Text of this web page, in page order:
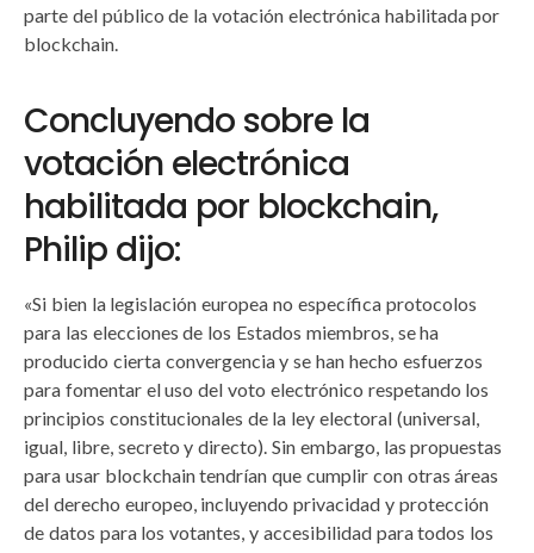
parte del público de la votación electrónica habilitada por
blockchain.
Concluyendo sobre la
votación electrónica
habilitada por blockchain,
Philip dijo:
«Si bien la legislación europea no específica protocolos
para las elecciones de los Estados miembros, se ha
producido cierta convergencia y se han hecho esfuerzos
para fomentar el uso del voto electrónico respetando los
principios constitucionales de la ley electoral (universal,
igual, libre, secreto y directo). Sin embargo, las propuestas
para usar blockchain tendrían que cumplir con otras áreas
del derecho europeo, incluyendo privacidad y protección
de datos para los votantes, y accesibilidad para todos los